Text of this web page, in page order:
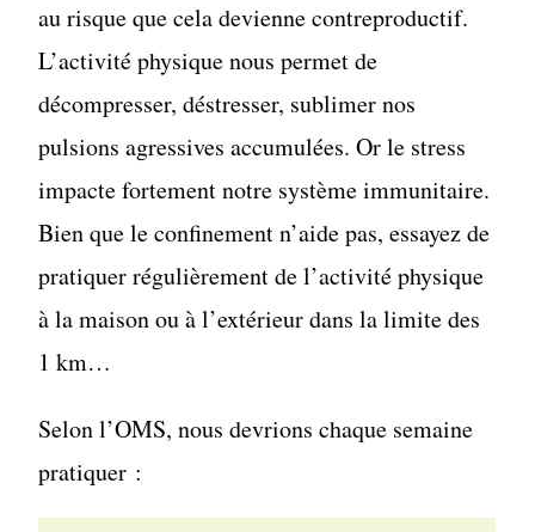
au risque que cela devienne contreproductif.
L’activité physique nous permet de
décompresser, déstresser, sublimer nos
pulsions agressives accumulées. Or le stress
impacte fortement notre système immunitaire.
Bien que le confinement n’aide pas, essayez de
pratiquer régulièrement de l’activité physique
à la maison ou à l’extérieur dans la limite des
1 km…
Selon l’OMS, nous devrions chaque semaine
pratiquer :